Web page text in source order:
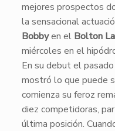
mejores prospectos
la sensacional
Bobbyen el Bolton
miércoles en el
​En su debut el
mostró lo que puede
comienza su feroz
diez competidoras,
última posición.